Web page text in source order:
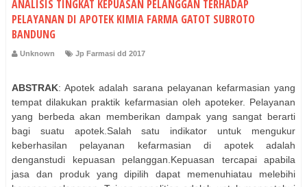
ANALISIS TINGKAT KEPUASAN PELANGGAN TERHADAP
PELAYANAN DI APOTEK KIMIA FARMA GATOT SUBROTO
BANDUNG
Unknown Jp Farmasi dd 2017
ABSTRAK: Apotek adalah sarana pelayanan kefarmasian yang
tempat dilakukan praktik kefarmasian oleh apoteker. Pelayanan
yang berbeda akan memberikan dampak yang sangat berarti
bagi suatu apotek.Salah satu indikator untuk mengukur
keberhasilan pelayanan kefarmasian di apotek adalah
denganstudi kepuasan pelanggan.Kepuasan tercapai apabila
jasa dan produk yang dipilih dapat memenuhiatau melebihi